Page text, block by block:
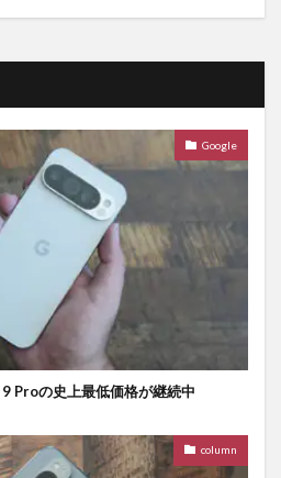
Google
Proの史上最低価格が継続中
column